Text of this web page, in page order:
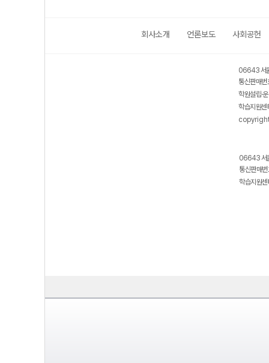
회사소개 언론보도 사회공헌
06643 서
통신판매
학원설립·
학습지원
06643 서
통신판매
학습지원